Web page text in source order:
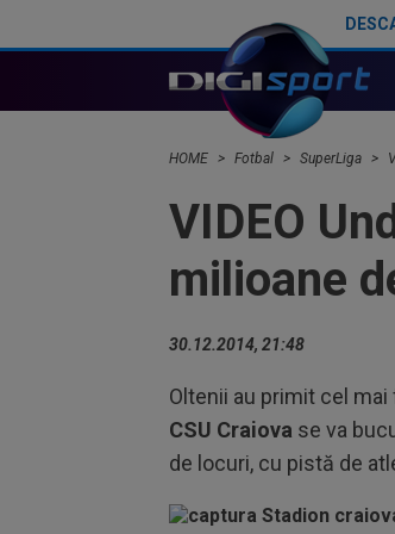
HOME Fotbal SuperLiga
VIDEO
milioane
30.12.2014, 21:48
Oltenii au primit cel
CSU Craiova se va
de locuri, cu pistă de